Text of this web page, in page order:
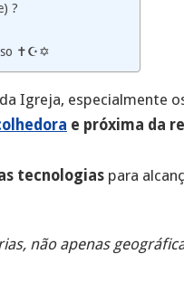
?
✝️☪️✡️
Igreja, especialmente
e próxima da
tecnologias para
não apenas